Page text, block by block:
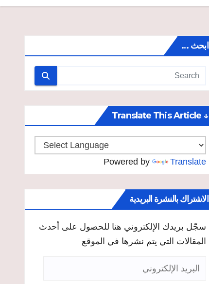
ابحث …
↓ Translate This Article
Powered by Translate
الاشتراك بالنشرة البريدية
سجّل بريدك الإلكتروني هنا للحصول على أحدث
المقالات التي يتم نشرها في الموقع
البريد